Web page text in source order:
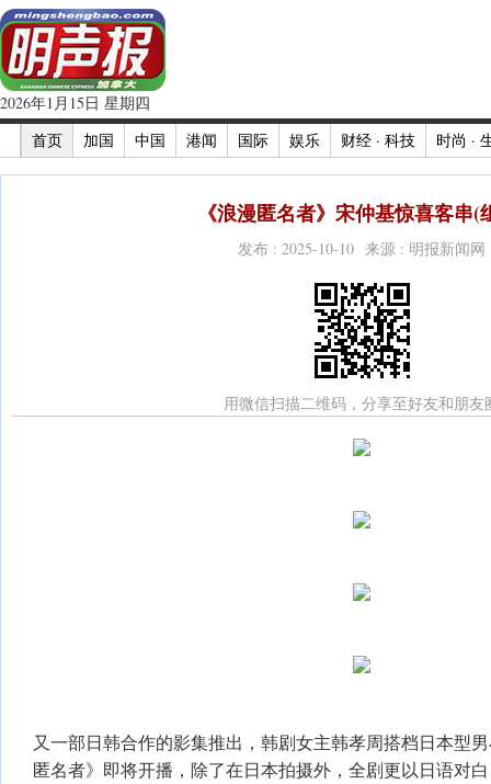
2026年1月15日 星期四
首页
加国 中国 港闻 国际 娱乐 财经 · 科技 时尚 ·
《浪漫匿名者》宋仲基惊喜客串(
发布 : 2025-10-10 来源 : 明报新闻网
用微信扫描二维码，分享至好友和朋友
又一部日韩合作的影集推出，韩剧女主韩孝周搭档日本型
匿名者》即将开播，除了在日本拍摄外，全剧更以日语对